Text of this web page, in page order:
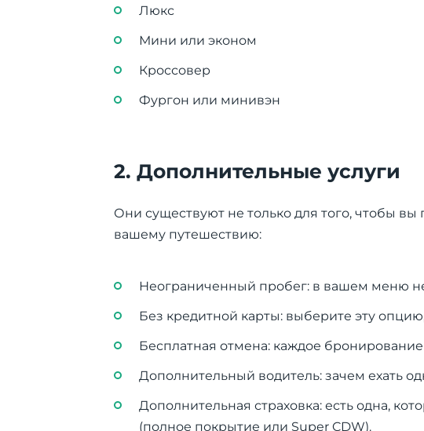
Люкс
Мини или эконом
Кроссовер
Фургон или минивэн
2. Дополнительные услуги
Они существуют не только для того, чтобы
вашему путешествию:
Неограниченный пробег: в вашем меню не
Без кредитной карты: выберите эту
Бесплатная отмена: каждое
Дополнительный водитель: зачем ехать
Дополнительная страховка: есть одна,
(полное покрытие или Super CDW).